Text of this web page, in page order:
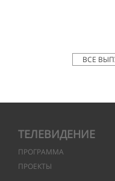
ВСЕ
ТЕЛЕВИДЕНИЕ
ПРОГРАММА
ПРОЕКТЫ